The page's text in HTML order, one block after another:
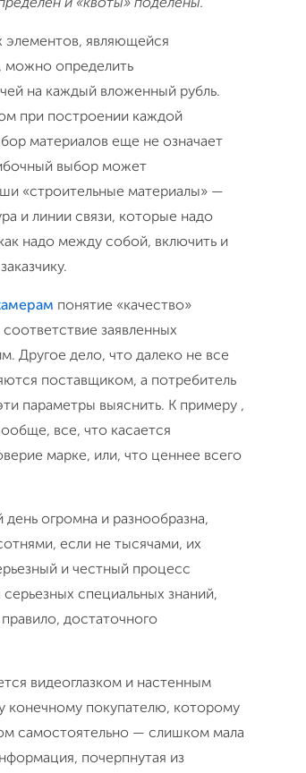
элементов, являющейся
можно определить
на каждый вложенный рубль.
при построении каждой
материалов еще не означает
выбор может
«строительные материалы» —
и линии связи, которые надо
надо между собой, включить и
понятие «качество»
заявленных
Другое дело, что далеко не все
поставщиком, а потребитель
параметры выяснить. К примеру ,
все, что касается
марке, или, что ценнее всего
огромна и разнообразна,
если не тысячами, их
и честный процесс
специальных знаний,
достаточного
видеоглазком и настенным
конечному покупателю, которому
самостоятельно — слишком мала
почерпнутая из